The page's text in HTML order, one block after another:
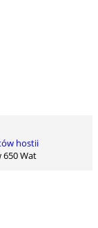
hostii
650 Wat